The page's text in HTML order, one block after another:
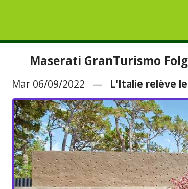
Maserati GranTurismo
Mar 06/09/2022 — L'Italie relève